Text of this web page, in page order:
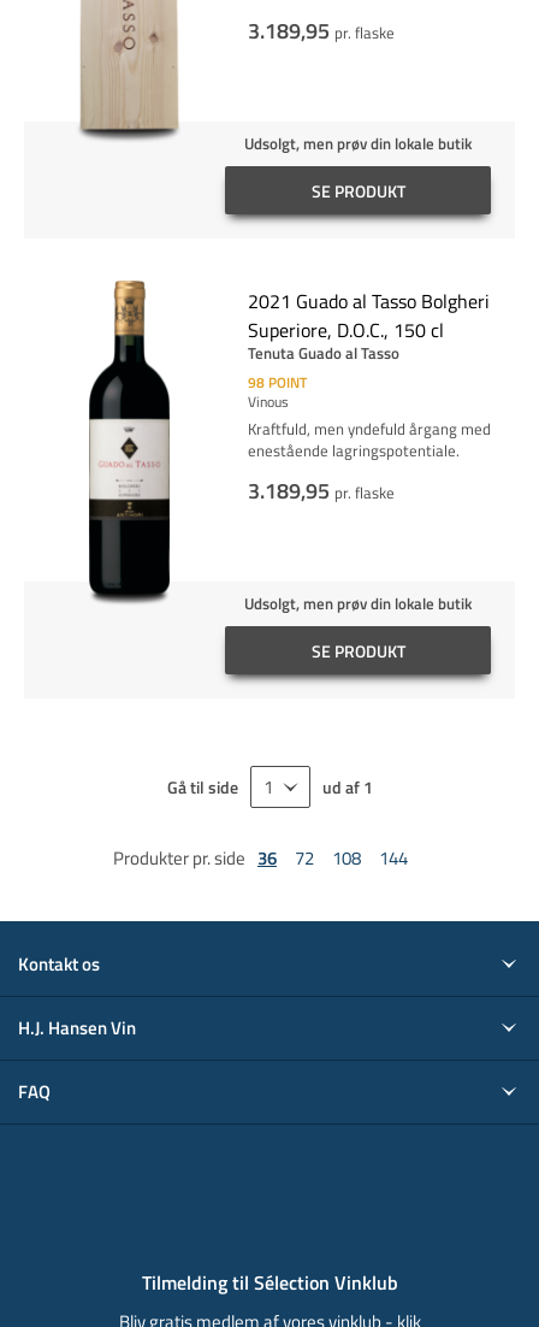
3.189,95 pr. flaske
Udsolgt, men prøv din lokale butik
SE PRODUKT
2021 Guado al Tasso Bolgheri
Superiore, D.O.C., 150 cl
Tenuta Guado al Tasso
98 POINT
Vinous
Kraftfuld, men yndefuld årgang med
enestående lagringspotentiale.
3.189,95 pr. flaske
Udsolgt, men prøv din lokale butik
SE PRODUKT
Gå til side ud af 1
Produkter pr. side 36 72 108 144
Kontakt os
H.J. Hansen Vin
FAQ
Tilmelding til Sélection Vinklub